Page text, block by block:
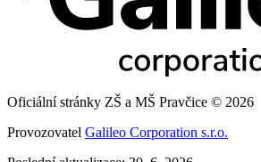
Oficiální stránky ZŠ a MŠ Pravčice © 2026
Provozovatel Galileo Corporation s.r.o.